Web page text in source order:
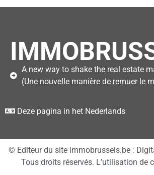
A new way to shake the real estate
(Une nouvelle manière de remuer le
Deze pagina in het Nederlands
© Editeur du site immobrussels.be :
Tous droits réservés. L’utilisation de